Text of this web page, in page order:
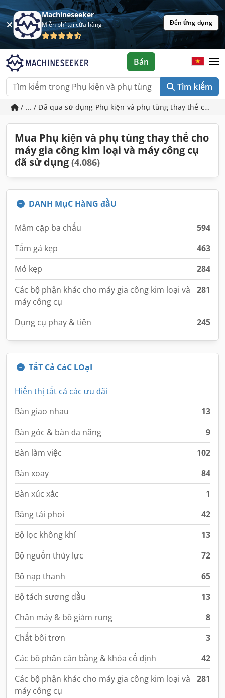
Machineseeker
Miễn phí tại cửa hàng Đến ứng dụng
Tìm kiếm
Bán
/ ... / Đã qua sử dụng Phụ kiện và phụ tùng thay thế cho
Mua Phụ kiện và phụ tùng thay thế cho
máy gia công kim loại và máy công cụ
đã sử dụng (4.086)
DANH MụC HàNG đầU
Mâm cặp ba chấu
594
Tấm gá kẹp
463
Mỏ kẹp
284
Các bộ phận khác cho máy gia công kim loại và
máy công cụ
281
Dụng cụ phay & tiện 245
TấT Cả CáC LOạI
Hiển thị tất cả các ưu đãi
Bàn giao nhau
13
Bàn góc & bàn đa năng
9
Bàn làm việc
102
Bàn xoay
84
Bàn xúc xắc
1
Băng tải phoi
42
Bộ lọc không khí
13
Bộ nguồn thủy lực
72
Bộ nạp thanh
65
Bộ tách sương dầu
13
Chân máy & bộ giảm rung
8
Chất bôi trơn
3
Các bộ phận cân bằng & khóa cố định
42
Các bộ phận khác cho máy gia công kim loại và
máy công cụ
281